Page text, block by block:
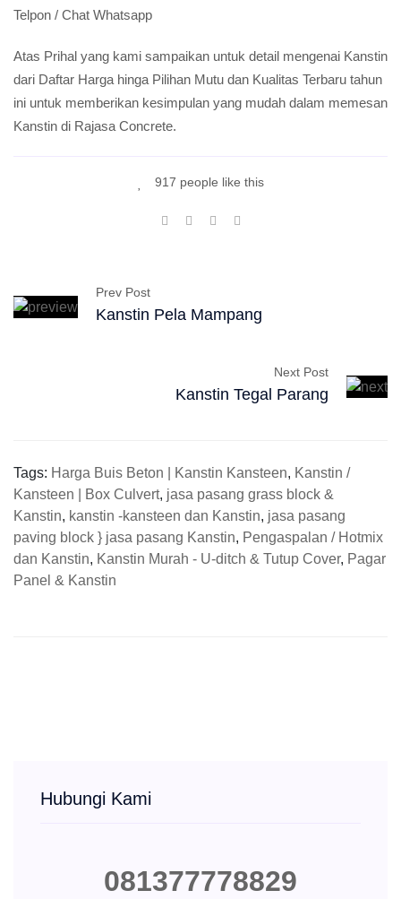
Telpon / Chat Whatsapp
Atas Prihal yang kami sampaikan untuk detail mengenai Kanstin
dari Daftar Harga hinga Pilihan Mutu dan Kualitas Terbaru tahun
ini untuk memberikan kesimpulan yang mudah dalam memesan
Kanstin di Rajasa Concrete.
917 people like this
Prev Post
Kanstin Pela Mampang
Next Post
Kanstin Tegal Parang
Tags: Harga Buis Beton | Kanstin Kansteen, Kanstin /
Kansteen | Box Culvert, jasa pasang grass block &
Kanstin, kanstin -kansteen dan Kanstin, jasa pasang
paving block } jasa pasang Kanstin, Pengaspalan / Hotmix
dan Kanstin, Kanstin Murah - U-ditch & Tutup Cover, Pagar
Panel & Kanstin
Hubungi Kami
081377778829